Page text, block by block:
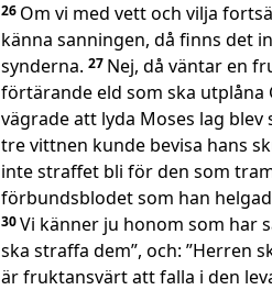
26 Om vi med vett och vilja
känna sanningen, då finns det
synderna. 27 Nej, då väntar en
förtärande eld som ska utplåna
vägrade att lyda Moses lag
tre vittnen kunde bevisa hans
inte straffet bli för den som
förbundsblodet som han
30Vi känner ju honom som har
ska straffa dem”, och: ”Herren
är fruktansvärt att falla i den